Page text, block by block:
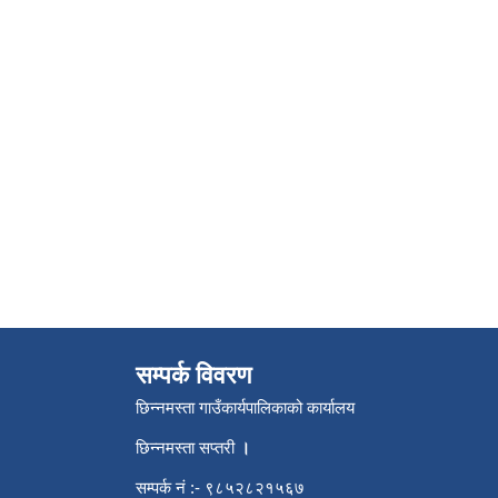
सम्पर्क विवरण
छिन्नमस्ता गाउँकार्यपालिकाको कार्यालय
छिन्नमस्ता सप्तरी ।
सम्पर्क नं :- ९८५२८२१५६७